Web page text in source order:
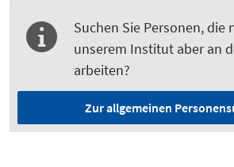
Suchen Sie Personen, die
unserem Institut aber an
arbeiten?
Zur allgemeinen